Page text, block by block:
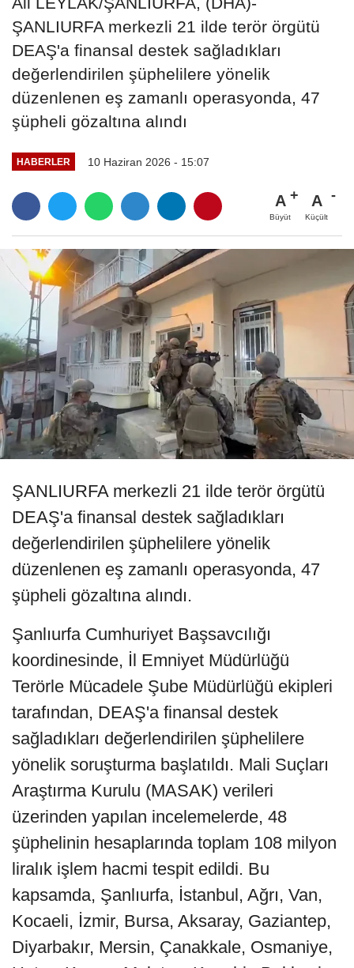
ŞANLIURFA merkezli 21 ilde terör örgütü
DEAŞ'a finansal destek sağladıkları
değerlendirilen şüphelilere yönelik
düzenlenen eş zamanlı operasyonda, 47
şüpheli gözaltına alındı
HABERLER 10 Haziran 2026 - 15:07
A
Büyüt
A
Küçült
ŞANLIURFA merkezli 21 ilde terör örgütü
DEAŞ'a finansal destek sağladıkları
değerlendirilen şüphelilere yönelik
düzenlenen eş zamanlı operasyonda, 47
şüpheli gözaltına alındı.
Şanlıurfa Cumhuriyet Başsavcılığı
koordinesinde, İl Emniyet Müdürlüğü
Terörle Mücadele Şube Müdürlüğü ekipleri
tarafından, DEAŞ'a finansal destek
sağladıkları değerlendirilen şüphelilere
yönelik soruşturma başlatıldı. Mali Suçları
Araştırma Kurulu (MASAK) verileri
üzerinden yapılan incelemelerde, 48
şüphelinin hesaplarında toplam 108 milyon
liralık işlem hacmi tespit edildi. Bu
kapsamda, Şanlıurfa, İstanbul, Ağrı, Van,
Kocaeli, İzmir, Bursa, Aksaray, Gaziantep,
Diyarbakır, Mersin, Çanakkale, Osmaniye,